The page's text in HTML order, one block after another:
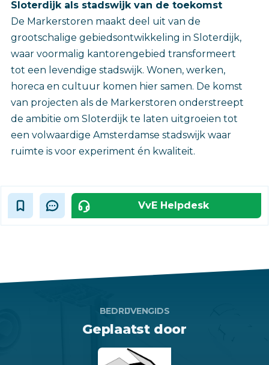
Sloterdijk als stadswijk van de toekomst
De Markerstoren maakt deel uit van de
grootschalige gebiedsontwikkeling in Sloterdijk,
waar voormalig kantorengebied transformeert
tot een levendige stadswijk. Wonen, werken,
horeca en cultuur komen hier samen. De komst
van projecten als de Markerstoren onderstreept
de ambitie om Sloterdijk te laten uitgroeien tot
een volwaardige Amsterdamse stadswijk waar
ruimte is voor experiment én kwaliteit.‎
VvE Helpdesk
BEDRIJVENGIDS
Geplaatst door